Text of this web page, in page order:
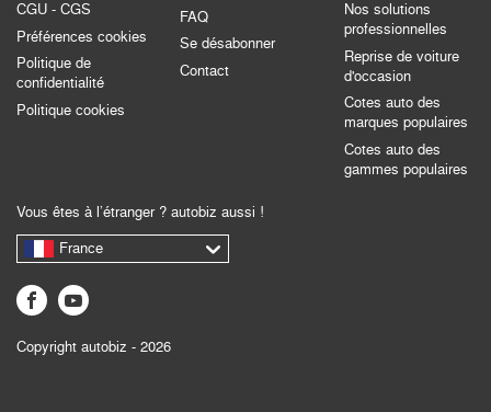
CGU - CGS
Préférences cookies
Politique de
confidentialité
Politique cookies
FAQ
Se désabonner
Contact
Nos solutions
professionnelles
Reprise de voiture
d'occasion
Cotes auto des
marques populaires
Cotes auto des
gammes populaires
Vous êtes à l’étranger ? autobiz aussi !
France
Copyright autobiz - 2026